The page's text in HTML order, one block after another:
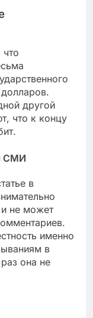
другой
что к концу
СМИ
в
не может
именно
в
она не